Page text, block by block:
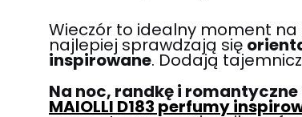
Wieczór to idealny moment
najlepiej sprawdzają się
inspirowane. Dodają
Na noc, randkę i
MAIOLLI D183 perfumy